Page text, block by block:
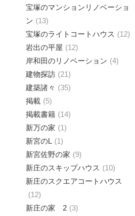
宝塚のマンションリノベーショ
ン
13
宝塚のライトコートハウス
12
岩出の平屋
12
岸和田のリノベーション
4
建物探訪
21
建築諸々
35
掲載
5
掲載書籍
14
新万の家
1
新宮のL
1
新宮佐野の家
9
新庄のスキップハウス
10
新庄のスクエアコートハウス
12
新庄の家 2 3